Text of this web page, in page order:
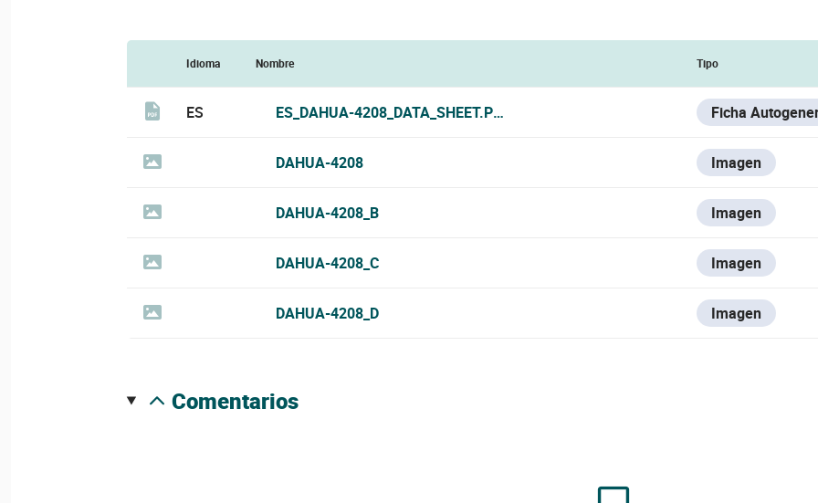
Idioma Nombre Tipo
ES ES_DAHUA-4208_DATA_SHEET.PDF Ficha
DAHUA-4208 Imagen
DAHUA-4208_B Imagen
DAHUA-4208_C Imagen
DAHUA-4208_D Imagen
comentarios